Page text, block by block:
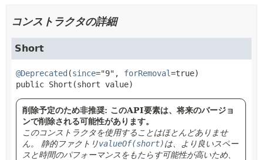
コンストラクタの詳細
Short
@Deprecated (since="9", forRemoval
public Short (short value)
削除予定のため非推奨: このAPI要素は、将来のバージョ
ンで削除される可能性があります。
このコンストラクタを使用することはほとんどありませ
ん。
静的ファクトリvalueOf(short)は、より良いスペー
スと時間のパフォーマンスをもたらす可能性が高いため、